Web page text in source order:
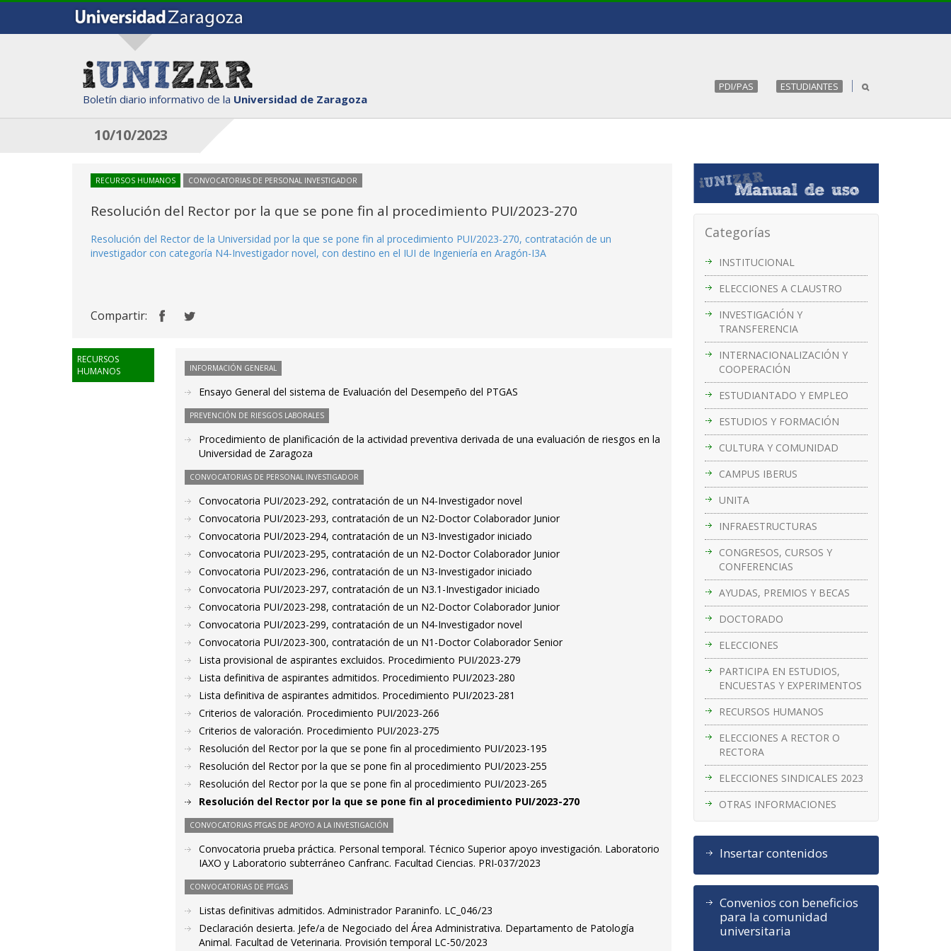
Boletín diario informativo de la Universidad de Zaragoza
PDI/PAS ESTUDIANTES
10/10/2023
Categorías
INSTITUCIONAL
ELECCIONES A CLAUSTRO
INVESTIGACIÓN Y
TRANSFERENCIA
INTERNACIONALIZACIÓN Y
COOPERACIÓN
ESTUDIANTADO Y EMPLEO
ESTUDIOS Y FORMACIÓN
CULTURA Y COMUNIDAD
CAMPUS IBERUS
UNITA
INFRAESTRUCTURAS
CONGRESOS, CURSOS Y
CONFERENCIAS
AYUDAS, PREMIOS Y BECAS
DOCTORADO
ELECCIONES
PARTICIPA EN ESTUDIOS,
ENCUESTAS Y EXPERIMENTOS
RECURSOS HUMANOS
ELECCIONES A RECTOR O
RECTORA
ELECCIONES SINDICALES 2023
OTRAS INFORMACIONES
Insertar contenidos
Convenios con beneficios
para la comunidad
universitaria
RECURSOS HUMANOS CONVOCATORIAS DE PERSONAL INVESTIGADOR
Resolución del Rector por la que se pone fin al procedimiento PUI/2023-270
Resolución del Rector de la Universidad por la que se pone fin al procedimiento PUI/2023-270, contratación de un
investigador con categoría N4-Investigador novel, con destino en el IUI de Ingeniería en Aragón-I3A
Compartir:
RECURSOS
HUMANOS
INFORMACIÓN GENERAL
Ensayo General del sistema de Evaluación del Desempeño del PTGAS
PREVENCIÓN DE RIESGOS LABORALES
Procedimiento de planificación de la actividad preventiva derivada de una evaluación de riesgos en la
Universidad de Zaragoza
CONVOCATORIAS DE PERSONAL INVESTIGADOR
Convocatoria PUI/2023-292, contratación de un N4-Investigador novel
Convocatoria PUI/2023-293, contratación de un N2-Doctor Colaborador Junior
Convocatoria PUI/2023-294, contratación de un N3-Investigador iniciado
Convocatoria PUI/2023-295, contratación de un N2-Doctor Colaborador Junior
Convocatoria PUI/2023-296, contratación de un N3-Investigador iniciado
Convocatoria PUI/2023-297, contratación de un N3.1-Investigador iniciado
Convocatoria PUI/2023-298, contratación de un N2-Doctor Colaborador Junior
Convocatoria PUI/2023-299, contratación de un N4-Investigador novel
Convocatoria PUI/2023-300, contratación de un N1-Doctor Colaborador Senior
Lista provisional de aspirantes excluidos. Procedimiento PUI/2023-279
Lista definitiva de aspirantes admitidos. Procedimiento PUI/2023-280
Lista definitiva de aspirantes admitidos. Procedimiento PUI/2023-281
Criterios de valoración. Procedimiento PUI/2023-266
Criterios de valoración. Procedimiento PUI/2023-275
Resolución del Rector por la que se pone fin al procedimiento PUI/2023-195
Resolución del Rector por la que se pone fin al procedimiento PUI/2023-255
Resolución del Rector por la que se pone fin al procedimiento PUI/2023-265
Resolución del Rector por la que se pone fin al procedimiento PUI/2023-270
CONVOCATORIAS PTGAS DE APOYO A LA INVESTIGACIÓN
Convocatoria prueba práctica. Personal temporal. Técnico Superior apoyo investigación. Laboratorio
IAXO y Laboratorio subterráneo Canfranc. Facultad Ciencias. PRI-037/2023
CONVOCATORIAS DE PTGAS
Listas definitivas admitidos. Administrador Paraninfo. LC_046/23
Declaración desierta. Jefe/a de Negociado del Área Administrativa. Departamento de Patología
Animal. Facultad de Veterinaria. Provisión temporal LC-50/2023